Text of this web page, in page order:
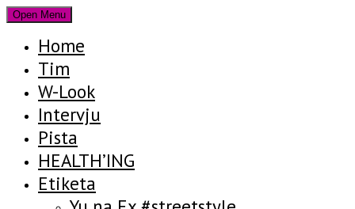
Open Menu
Home
Tim
W-Look
Intervju
Pista
HEALTH’ING
Etiketa